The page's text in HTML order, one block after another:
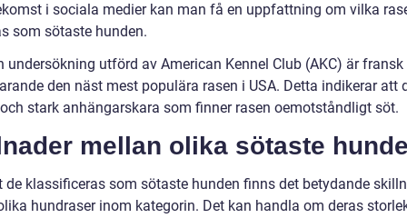
i sociala medier kan man få en uppfattning om vilka
som sötaste hunden.
undersökning utförd av American Kennel Club (AKC) är
den näst mest populära rasen i USA. Detta indikerar att
stark anhängarskara som finner rasen oemotståndligt söt.
mellan olika sötaste
de klassificeras som sötaste hunden finns det betydande
hundraser inom kategorin. Det kan handla om deras